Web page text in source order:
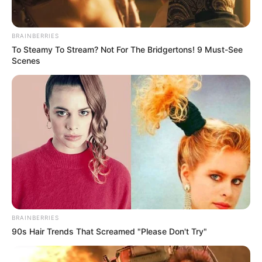
-ad7
A empresa afirmou que não foram comprometidos
— Meios de pagamento cadastrados;
BRAINBERRIES
To Steamy To Stream? Not For The Bridgertons! 9 Must-See
Scenes
BRAINBERRIES
90s Hair Trends That Screamed "Please Don't Try"